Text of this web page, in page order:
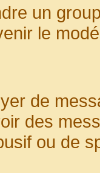
un
le
de
des
ou de